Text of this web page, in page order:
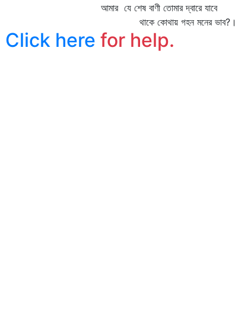
আমার যে শেষ বাণী তোমার দ্বারে যাবে
থাকে কোথায় গহন মনের ভাব?।
Click here for help.